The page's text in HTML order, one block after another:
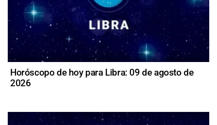
Horóscopo de hoy para Libra: 09 de agosto de
2026